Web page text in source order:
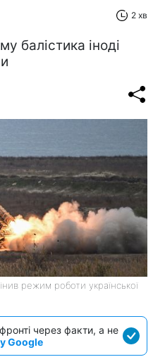
2 хв
балістика іноді
режим роботи української
через факти, а не
Google